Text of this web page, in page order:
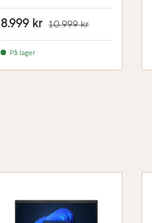
8.999 kr 10.999 kr
På lager